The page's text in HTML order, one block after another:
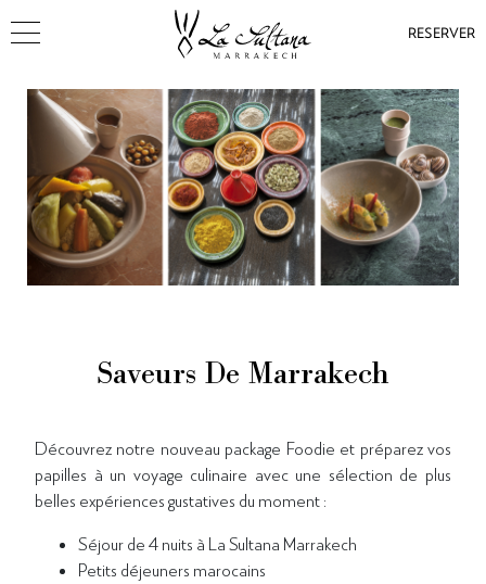
RESERVER
Saveurs De Marrakech
Découvrez notre nouveau package Foodie et préparez vos
papilles à un voyage culinaire avec une sélection de plus
belles expériences gustatives du moment :
Séjour de 4 nuits à La Sultana Marrakech
Petits déjeuners marocains